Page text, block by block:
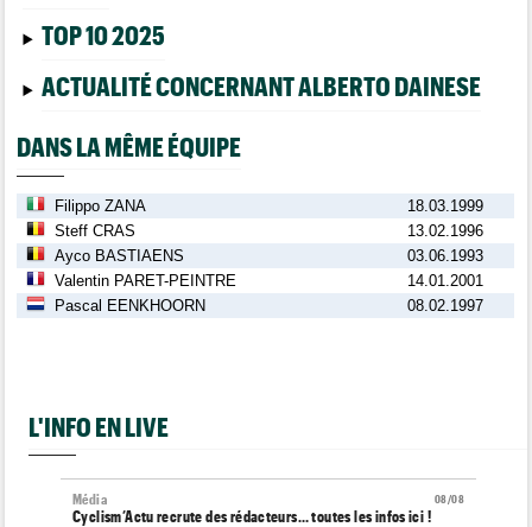
TOP 10 2025
ACTUALITÉ CONCERNANT ALBERTO DAINESE
DANS LA MÊME ÉQUIPE
Filippo ZANA
18.03.1999
Steff CRAS
13.02.1996
Ayco BASTIAENS
03.06.1993
Valentin PARET-PEINTRE
14.01.2001
Pascal EENKHOORN
08.02.1997
L'INFO EN LIVE
08/08
Média
Cyclism’Actu recrute des rédacteurs… toutes les infos ici !